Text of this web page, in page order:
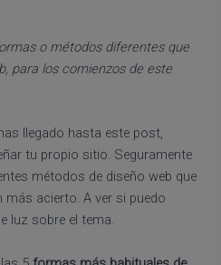
o métodos diferentes que
para los comienzos de este
llegado hasta este post,
tu propio sitio. Seguramente
métodos de diseño web que
más acierto. A ver si puedo
luz sobre el tema.